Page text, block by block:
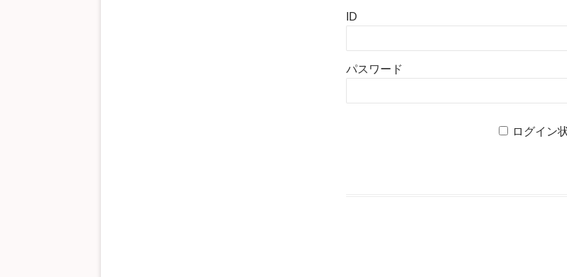
ID
パスワード
ログイン